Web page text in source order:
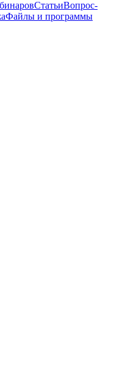
СтатьиВопрос-
Файлы и программы